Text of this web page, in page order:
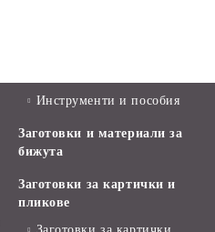
Инструменти и пособия
Заготовки и материали за
бижута
Заготовки за картички и
пликове